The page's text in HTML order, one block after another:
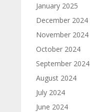
January 2025
December 2024
November 2024
October 2024
September 2024
August 2024
July 2024
June 2024